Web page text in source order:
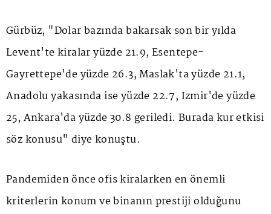
Gürbüz, "Dolar bazında bakarsak son bir yılda
Levent'te kiralar yüzde 21.9, Esentepe-
Gayrettepe'de yüzde 26.3, Maslak'ta yüzde 21.1,
Anadolu yakasında ise yüzde 22.7, İzmir'de yüzde
25, Ankara'da yüzde 30.8 geriledi. Burada kur etkisi
söz konusu" diye konuştu.
Pandemiden önce ofis kiralarken en önemli
kriterlerin konum ve binanın prestiji olduğunu